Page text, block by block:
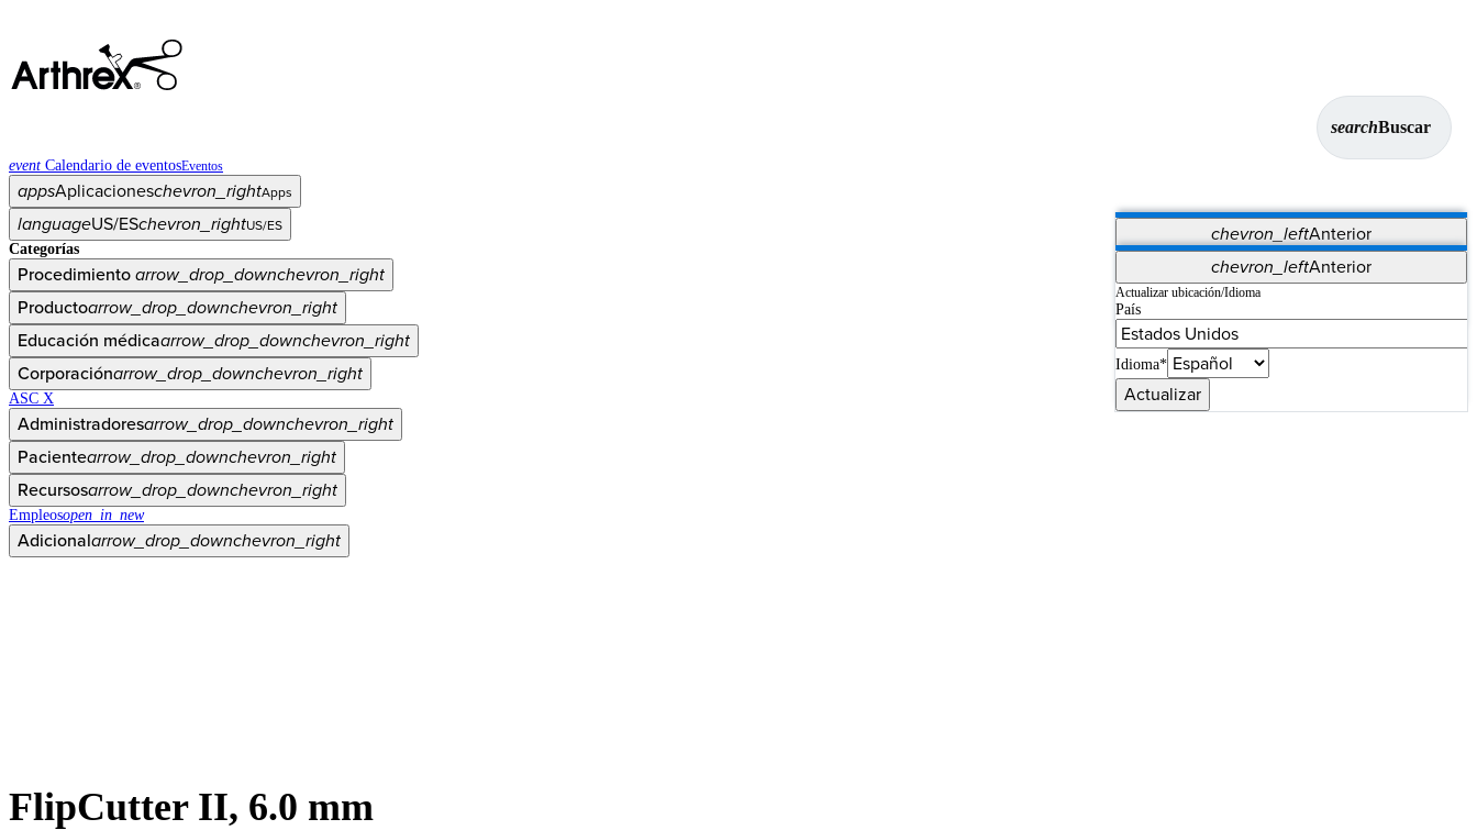
searchBuscar
event Calendario de eventosEventos
appsAplicacioneschevron_rightApps
chevron_leftAnterior
Vet Systems OrthoPedia Patient
Supplier Portal
Synergy Imaging & Resection
languageUS/ESchevron_rightUS/ES
chevron_leftAnterior
Actualizar ubicación/Idioma
País
Idioma*
Actualizar
Categorías
Procedimientoarrow_drop_downchevron_right
Productoarrow_drop_downchevron_right
Educación médicaarrow_drop_downchevron_right
Corporaciónarrow_drop_downchevron_right
ASC X
Administradoresarrow_drop_downchevron_right
Pacientearrow_drop_downchevron_right
Recursosarrow_drop_downchevron_right
Empleosopen_in_new
Adicionalarrow_drop_downchevron_right
FlipCutter II, 6.0 mm